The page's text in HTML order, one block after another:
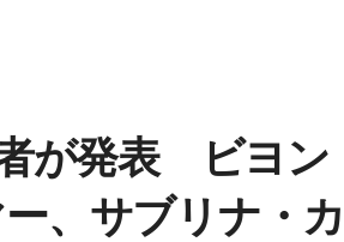
が発表 ビヨン
、サブリナ・カ